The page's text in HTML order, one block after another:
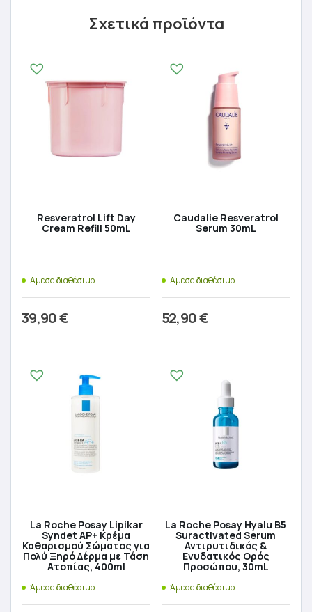
Σχετικά προϊόντα
Resveratrol Lift Day
Cream Refill 50mL
Άμεσα διαθέσιμο
39,90€
Caudalie Resveratrol
Serum 30mL
Άμεσα διαθέσιμο
52,90€
La Roche Posay Lipikar
Syndet AP+ Κρέμα
Καθαρισμού Σώματος για
Πολύ Ξηρό Δέρμα με Τάση
Ατοπίας, 400ml
Άμεσα διαθέσιμο
La Roche Posay Hyalu B5
Suractivated Serum
Αντιρυτιδικός &
Ενυδατικός Ορός
Προσώπου, 30mL
Άμεσα διαθέσιμο